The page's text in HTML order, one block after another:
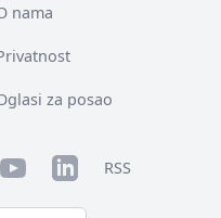
nama
za posao
YouTubeLinkedInRSS